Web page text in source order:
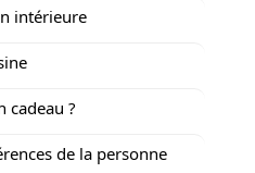
intérieure
cadeau ?
de la personne